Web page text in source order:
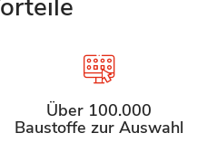
Über 100.000
Baustoffe zur Auswahl